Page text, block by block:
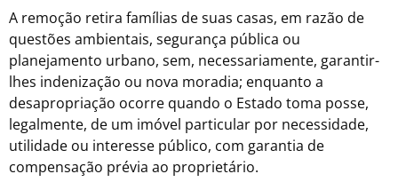
A remoção retira famílias de suas casas, em razão de
questões ambientais, segurança pública ou
planejamento urbano, sem, necessariamente, garantir-
lhes indenização ou nova moradia; enquanto a
desapropriação ocorre quando o Estado toma posse,
legalmente, de um imóvel particular por necessidade,
utilidade ou interesse público, com garantia de
compensação prévia ao proprietário.